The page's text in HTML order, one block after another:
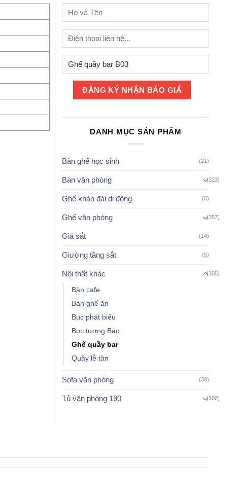
DANH MỤC SẢN PHẨM
Bàn ghế học sinh (21)
Bàn văn phòng (323)
Ghế khán đài di động (5)
Ghế văn phòng (357)
Giá sắt (14)
Giường tầng sắt (5)
Nội thất khác (105)
Bàn cafe
Bàn ghế ăn
Bục phát biểu
Bục tượng Bác
Ghế quầy bar
Quầy lễ tân
Sofa văn phòng (39)
Tủ văn phòng 190 (100)